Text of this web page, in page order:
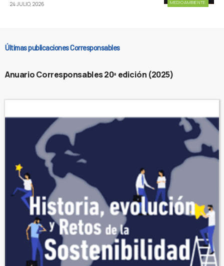
MEDIOAMBIENTE
24 JULIO, 2026
Últimas publicaciones Corresponsables
Anuario Corresponsables 20ª edición (2025)